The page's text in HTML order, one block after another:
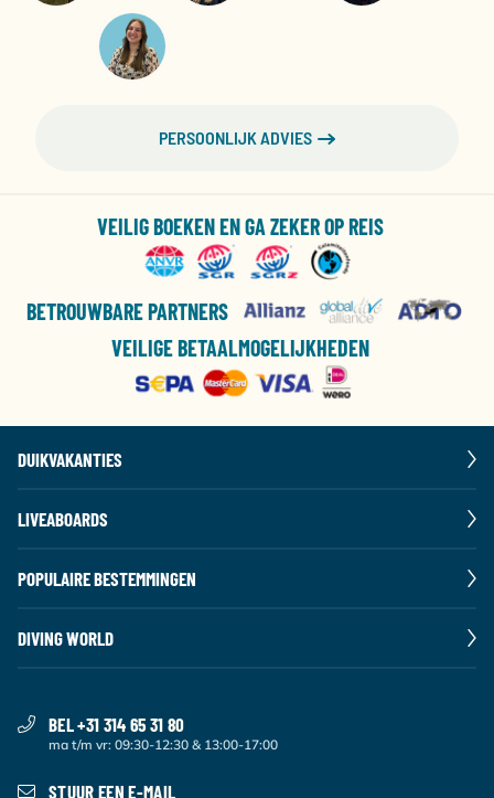
PERSOONLIJK ADVIES
VEILIG BOEKEN EN GA ZEKER OP REIS
BETROUWBARE PARTNERS
VEILIGE BETAALMOGELIJKHEDEN
DUIKVAKANTIES
LIVEABOARDS
POPULAIRE BESTEMMINGEN
DIVING WORLD
BEL +31 314 65 31 80
ma t/m vr: 09:30-12:30 & 13:00-17:00
STUUR EEN E-MAIL